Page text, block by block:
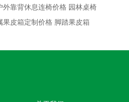
外靠背休息连椅价格 园林桌椅
皮箱定制价格 脚踏果皮箱